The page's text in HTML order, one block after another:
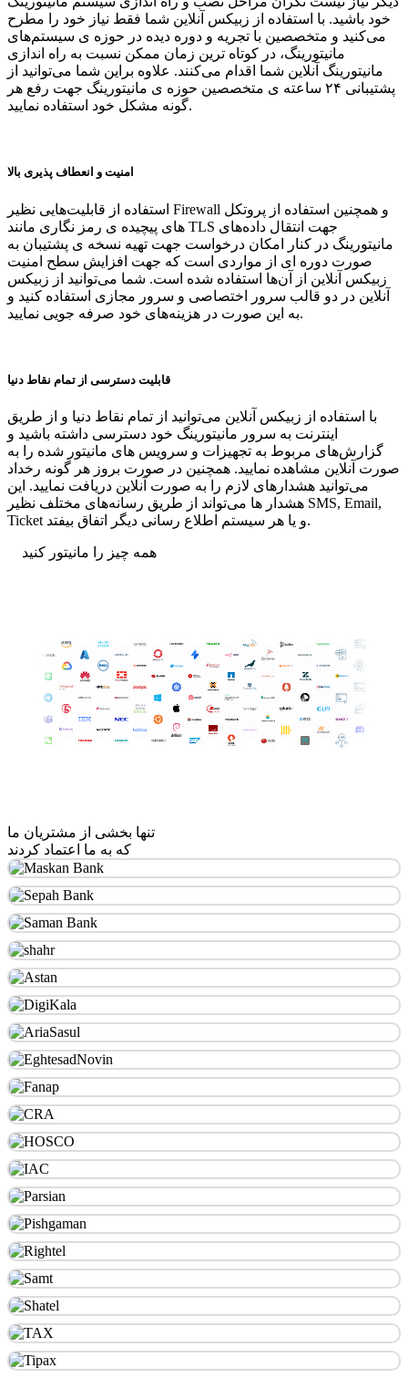
خود باشید. با استفاده از زبیکس آنلاین شما فقط نیاز خود را مطرح
می‌کنید و متخصصین با تجریه و دوره دیده در حوزه ی سیستم‌های
مانیتورینگ، در کوتاه ترین زمان ممکن نسبت به راه اندازی
مانیتورینگ آنلاین شما اقدام می‌کنند. علاوه براین شما می‌توانید از
پشتیبانی ۲۴ ساعته ی متخصصین حوزه ی مانیتورینگ جهت رفع هر
گونه مشکل خود استفاده نمایید.
امنیت و انعطاف پذیری بالا
استفاده از قابلیت‌هایی نظیر Firewall و همچنین استفاده از پروتکل
های پیچیده ی رمز نگاری مانند TLS جهت انتقال داده‌های
مانیتورینگ در کنار امکان درخواست جهت تهیه نسخه ی پشتیبان به
صورت دوره ای از مواردی است که جهت افزایش سطح امنیت
زبیکس آنلاین از آن‌ها استفاده شده است. شما می‌توانید از زبیکس
آنلاین در دو قالب سرور اختصاصی و سرور مجازی استفاده کنید و
به این صورت در هزینه‌های خود صرفه جویی نمایید.
قابلیت دسترسی از تمام نقاط دنیا
با استفاده از زبیکس آنلاین می‌توانید از تمام نقاط دنیا و از طریق
اینترنت به سرور مانیتورینگ خود دسترسی داشته باشید و
گزارش‌های مربوط به تجهیزات و سرویس های مانیتور شده را به
صورت آنلاین مشاهده نمایید. همچنین در صورت بروز هر گونه رخداد
می‌توانید هشدارهای لازم را به صورت آنلاین دریافت نمایید. این
هشدار ها می‌تواند از طریق رسانه‌های مختلف نظیر SMS, Email,
Ticket و یا هر سیستم اطلاع رسانی دیگر اتفاق بیفتد.
همه چیز را مانیتور کنید
تنها بخشی از مشتریان ما
که به ما اعتماد کردند